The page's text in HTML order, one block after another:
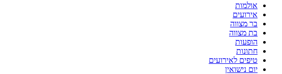
אולמות
אירועים
בר מצווה
בת מצווה
הופעות
חתונות
טיפים לאירועים
יום נישואין